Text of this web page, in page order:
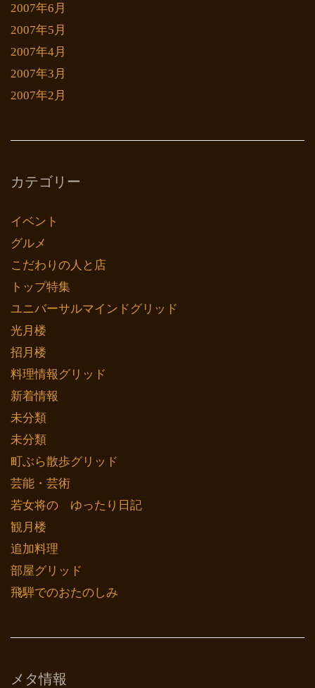
2007年6月
2007年5月
2007年4月
2007年3月
2007年2月
カテゴリー
イベント
グルメ
こだわりの人と店
トップ特集
ユニバーサルマインドグリッド
光月楼
招月楼
料理情報グリッド
新着情報
未分類
未分類
町ぶら散歩グリッド
芸能・芸術
若女将の ゆったり日記
観月楼
追加料理
部屋グリッド
飛騨でのおたのしみ
メタ情報